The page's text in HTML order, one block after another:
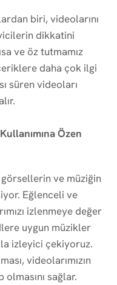
biri, videolarını
dikkatini
ve öz tutmamız
daha çok ilgi
süren videoları
Özen
ve müziğin
Eğlenceli ve
izlenmeye değer
uygun müzikler
izleyici çekiyoruz.
videolarımızın
sağlar.